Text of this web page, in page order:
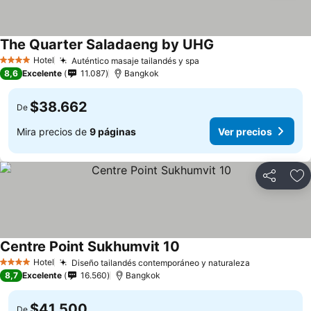
4 EstrellasHotel Auténtico masaje tailandés y spa
The Quarter Saladaeng by UHG
8,6 Excelente 11.087 Bangkok
De $38.662
Mira precios de 9 páginas Ver precios
Compartir
4 EstrellasHotel Diseño tailandés contemporáneo y naturaleza
Centre Point Sukhumvit 10
8,7 Excelente 16.560 Bangkok
De